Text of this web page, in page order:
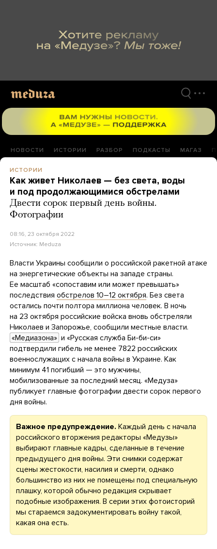
НОВОСТИ ИСТОРИИ РАЗБОР ПОДКАСТЫ МАГАЗ
ИСТОРИИ
Как живет Николаев — без света, воды
и под продолжающимися обстрелами
Двести сорок первый день войны.
Фотографии
08:16, 23 октября 2022
Источник: Meduza
Власти Украины сообщили о российской ракетной атаке
на энергетические объекты на западе страны.
Ее масштаб «сопоставим или может превышать»
последствия обстрелов 10–12 октября. Без света
остались почти полтора миллиона человек. В ночь
на 23 октября российские войска вновь обстреляли
Николаев и Запорожье, сообщили местные власти.
«Медиазона» и «Русская служба Би-би-си»
подтвердили гибель не менее 7822 российских
военнослужащих с начала войны в Украине. Как
минимум 41 погибший — это мужчины,
мобилизованные за последний месяц. «Медуза»
публикует главные фотографии двести сорок первого
дня войны.
Важное предупреждение. Каждый день с начала
российского вторжения редакторы «Медузы»
выбирают главные кадры, сделанные в течение
предыдущего дня войны. Эти снимки содержат
сцены жестокости, насилия и смерти, однако
большинство из них не помещены под специальную
плашку, которой обычно редакция скрывает
подобные изображения. В серии этих фотоисторий
мы стараемся задокументировать войну такой,
какая она есть.